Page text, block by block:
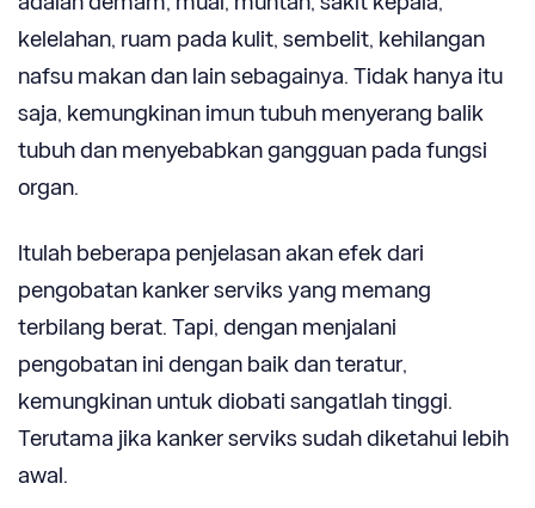
kelelahan, ruam pada kulit, sembelit, kehilangan
nafsu makan dan lain sebagainya. Tidak hanya itu
saja, kemungkinan imun tubuh menyerang balik
tubuh dan menyebabkan gangguan pada fungsi
organ.
Itulah beberapa penjelasan akan efek dari
pengobatan kanker serviks yang memang
terbilang berat. Tapi, dengan menjalani
pengobatan ini dengan baik dan teratur,
kemungkinan untuk diobati sangatlah tinggi.
Terutama jika kanker serviks sudah diketahui lebih
awal.